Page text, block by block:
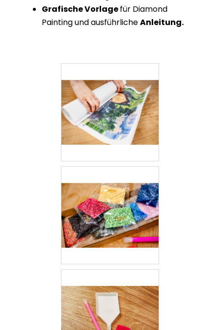
Grafische Vorlagefür Diamond
Paintingund ausführlicheAnleitung.